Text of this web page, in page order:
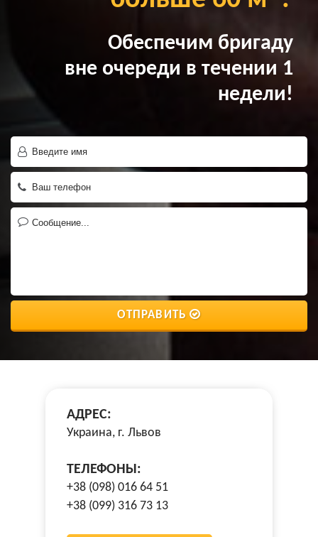
Обеспечим бригаду
вне очереди в течении 1
недели!
ОТПРАВИТЬ
АДРЕС:
Украина, г. Львов
ТЕЛЕФОНЫ:
+38 (098) 016 64 51
+38 (099) 316 73 13